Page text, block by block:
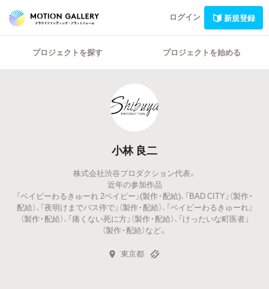
ログイン 新規登録
プロジェクトを探す プロジェクトを始める
小林 良二
株式会社渋谷プロダクション代表。
近年の参加作品
「ベイビーわるきゅーれ 2ベイビー」(製作・配給)、「BAD CITY」（製作・
配給）、「夜明けまでバス停で」（製作・配給）、「ベイビーわるきゅーれ」
（製作・配給）、「痛くない死に方」（製作・配給）、「けったいな町医者」
（製作・配給）など。
東京都